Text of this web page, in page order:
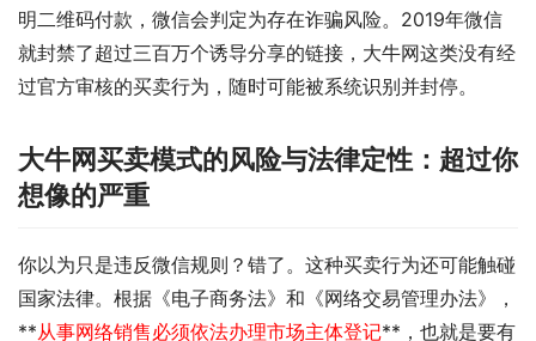
明二维码付款，微信会判定为存在诈骗风险。2019年微信
就封禁了超过三百万个诱导分享的链接，大牛网这类没有经
过官方审核的买卖行为，随时可能被系统识别并封停。
大牛网买卖模式的风险与法律定性：超过你
想像的严重
你以为只是违反微信规则？错了。这种买卖行为还可能触碰
国家法律。根据《电子商务法》和《网络交易管理办法》，
**从事网络销售必须依法办理市场主体登记**，也就是要有